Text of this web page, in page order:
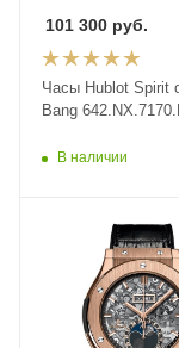
Часы Hublot Spirit
Bang
В наличии
101 300 руб.